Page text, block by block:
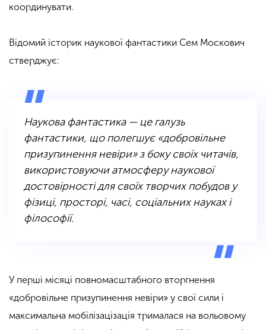
координувати.
Відомий історик наукової фантастики Сем Москович
стверджує:
Наукова фантастика — це галузь
фантастики, що полегшує «добровільне
призупинення невіри» з боку своїх читачів,
використовуючи атмосферу наукової
достовірності для своїх творчих побудов у
фізиці, просторі, часі, соціальних науках і
філософії.
У перші місяці повномасштабного вторгнення
«добровільне призупинення невіри» у свої сили і
максимальна мобілізацізація трималася на вольовому